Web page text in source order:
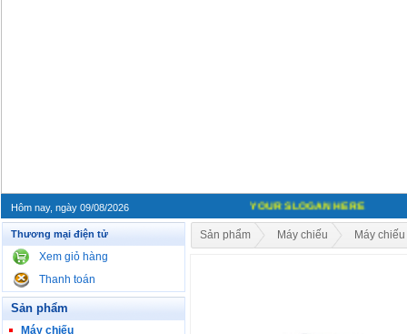
Hôm nay, ngày 09/08/2026 YOUR SLOGAN HERE
Thương mại điện tử
Xem giỏ hàng
Thanh toán
Sản phẩm
Máy chiếu
Sản phẩm Máy chiếu Máy